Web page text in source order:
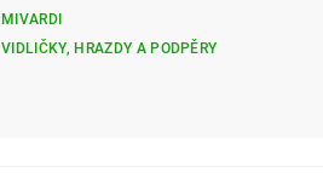
MIVARDI
VIDLIČKY, HRAZDY A PODPĚRY